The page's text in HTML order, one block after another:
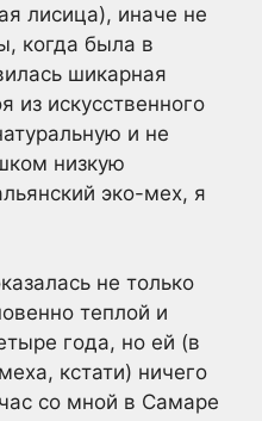
лисица), иначе не
когда была в
шикарная
из искусственного
и не
низкую
эко-мех, я
не только
теплой и
года, но ей (в
кстати) ничего
со мной в Самаре